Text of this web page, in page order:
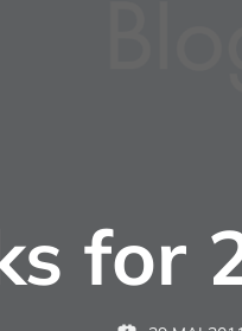
for